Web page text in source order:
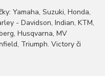
Yamaha, Suzuki, Honda,
- Davidson, Indian, KTM,
Husqvarna, MV
Triumph. Victory či